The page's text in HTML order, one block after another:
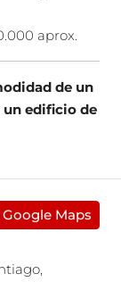
aprox.
de un
un edificio de
Maps